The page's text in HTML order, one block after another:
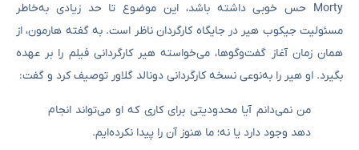
Morty حس خوبی داشته باشد، این موضوع تا حد زیادی به‌خاطر
مسئولیت جیکوب هیر در جایگاه کارگردان ناظر است. به گفته هارمون، از
همان زمان آغاز گفت‌وگوها، می‌خواسته هیر کارگردانی فیلم را بر عهده
بگیرد. او هیر را به‌نوعی نسخه کارگردانی دونالد گلاور توصیف کرد و گفت:
من نمی‌دانم آیا محدودیتی برای کاری که او می‌تواند انجام
دهد وجود دارد یا نه؛ ما هنوز آن را پیدا نکرده‌ایم.